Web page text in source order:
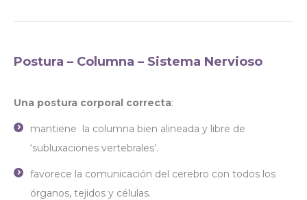
Postura – Columna – Sistema Nervioso
Una postura corporal correcta:
mantiene la columna bien alineada y libre de
‘subluxaciones vertebrales’.
favorece la comunicación del cerebro con todos los
órganos, tejidos y células.